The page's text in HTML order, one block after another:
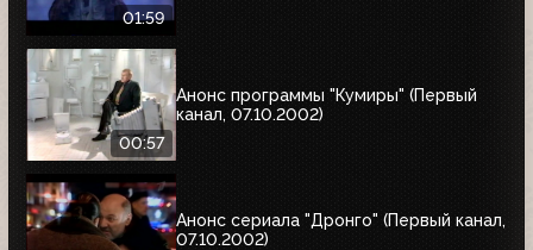
01:59
00:57
Анонс программы "Кумиры" (Первый
канал, 07.10.2002)
Анонс сериала "Дронго" (Первый канал,
07.10.2002)